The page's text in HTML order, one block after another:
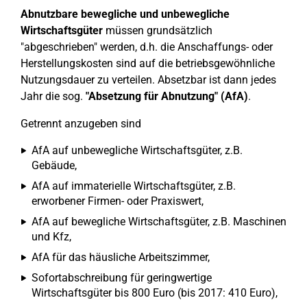
Abnutzbare bewegliche und unbewegliche
Wirtschaftsgüter müssen grundsätzlich
"abgeschrieben" werden, d.h. die Anschaffungs- oder
Herstellungskosten sind auf die betriebsgewöhnliche
Nutzungsdauer zu verteilen. Absetzbar ist dann jedes
Jahr die sog. "Absetzung für Abnutzung" (AfA).
Getrennt anzugeben sind
AfA auf unbewegliche Wirtschaftsgüter, z.B.
Gebäude,
AfA auf immaterielle Wirtschaftsgüter, z.B.
erworbener Firmen- oder Praxiswert,
AfA auf bewegliche Wirtschaftsgüter, z.B. Maschinen
und Kfz,
AfA für das häusliche Arbeitszimmer,
Sofortabschreibung für geringwertige
Wirtschaftsgüter bis 800 Euro (bis 2017: 410 Euro),